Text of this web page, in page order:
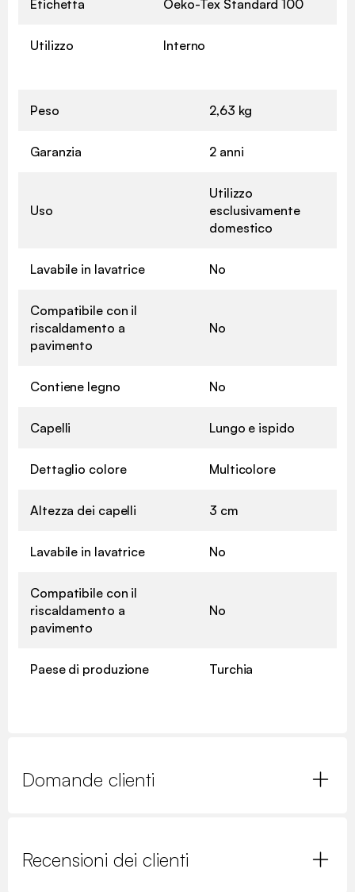
Etichetta Oeko-Tex Standard 100
Utilizzo Interno
Peso 2,63 kg
Garanzia 2 anni
Uso
Utilizzo
esclusivamente
domestico
Lavabile in lavatrice No
Compatibile con il
riscaldamento a
pavimento
No
Contiene legno No
Capelli Lungo e ispido
Dettaglio colore Multicolore
Altezza dei capelli 3 cm
Lavabile in lavatrice No
Compatibile con il
riscaldamento a
pavimento
No
Paese di produzione Turchia
Domande clienti
Recensioni dei clienti